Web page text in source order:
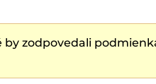
by zodpovedali